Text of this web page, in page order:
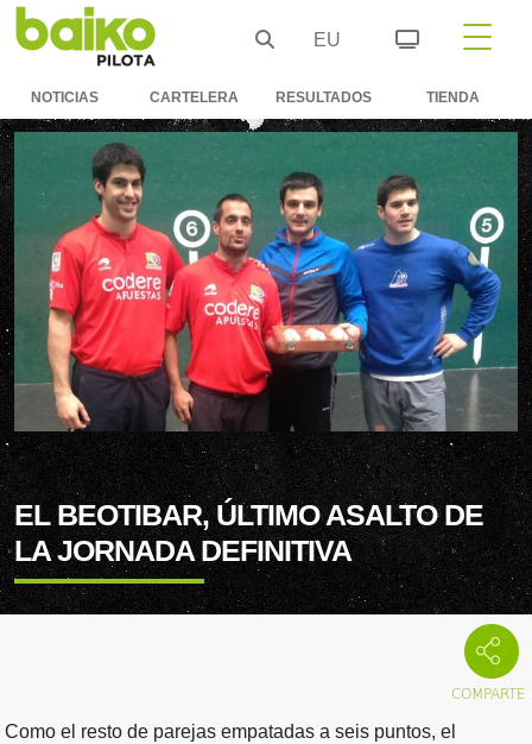
EU
NOTICIAS CARTELERA RESULTADOS TIENDA
EL BEOTIBAR, ÚLTIMO ASALTO DE
LA JORNADA DEFINITIVA
Como el resto de parejas empatadas a seis puntos, el